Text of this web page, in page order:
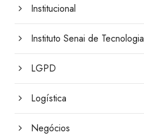
Institucional
Instituto Senai de Tecnologia
LGPD
Logística
Negócios